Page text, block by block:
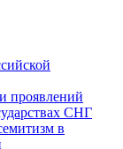
проявлений
СНГ
в